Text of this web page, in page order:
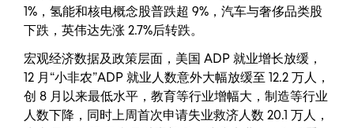
1%，氢能和核电概念股普跌超 9%，汽车与奢侈品类股
下跌，英伟达先涨 2.7%后转跌。
宏观经济数据及政策层面，美国 ADP 就业增长放缓，
12 月“小非农”ADP 就业人数意外大幅放缓至 12.2 万人，
创 8 月以来最低水平，教育等行业增幅大，制造等行业
人数下降，同时上周首次申请失业救济人数 20.1 万人，